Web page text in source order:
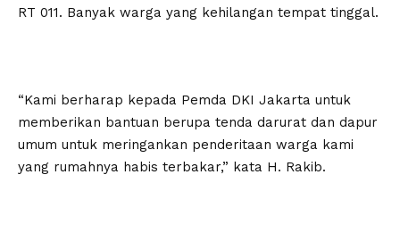
RT 011. Banyak warga yang kehilangan tempat tinggal.
“Kami berharap kepada Pemda DKI Jakarta untuk
memberikan bantuan berupa tenda darurat dan dapur
umum untuk meringankan penderitaan warga kami
yang rumahnya habis terbakar,” kata H. Rakib.